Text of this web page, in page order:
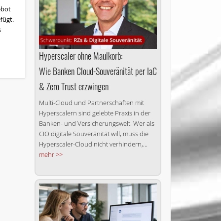
Hyperscaler ohne Maulkorb:
Wie Banken Cloud-Souveränität per IaC
& Zero Trust erzwingen
Multi-Cloud und Partnerschaften mit
Hyperscalern sind gelebte Praxis in der
Banken- und Versicherungswelt. Wer als
CIO digitale Souveränität will, muss die
Hyperscaler-Cloud nicht verhindern,...
mehr >>